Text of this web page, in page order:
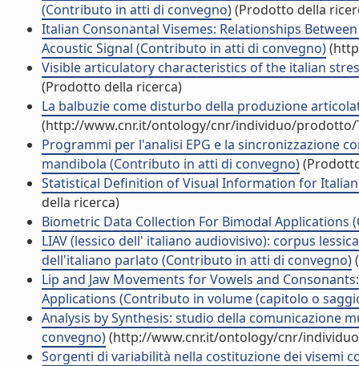
(Contributo in atti di convegno)(Prodotto della
Italian Consonantal Visemes: Relationships
Acoustic Signal (Contributo in atti di convegno)
Visible articulatory characteristics of the italian
(Prodotto della ricerca)
La balbuzie come disturbo della produzione
(http://www.cnr.it/ontology/cnr/individuo/prodotto/
Programmi per l'analisi EPG e la sincronizzazione
mandibola (Contributo in atti di convegno)
Statistical Definition of Visual Information for
della ricerca)
Biometric Data Collection For Bimodal
LIAV (lessico dell' italiano audiovisivo): corpus
dell'italiano parlato (Contributo in atti di convegno)
Lip and Jaw Movements for Vowels and
Applications (Contributo in volume (capitolo o
Analysis by Synthesis: studio della comunicazione
convegno)(http://www.cnr.it/ontology/cnr/
Sorgenti di variabilità nella costituzione dei visemi